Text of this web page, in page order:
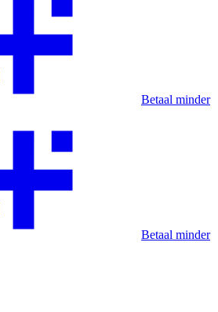
Betaal minder
Betaal minder